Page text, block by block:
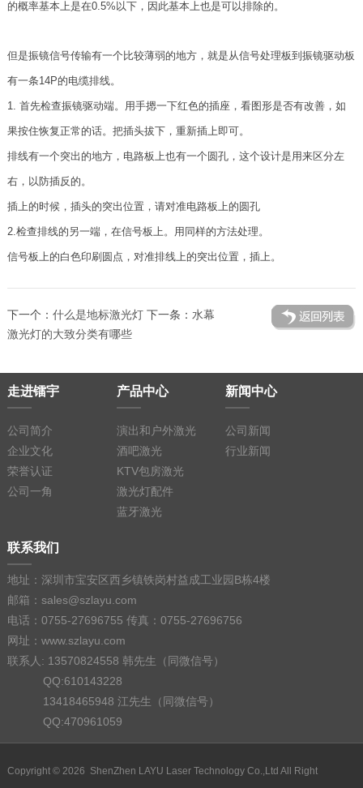
的概率基本上是在0.5%以下，因此基本上也是可以排除的。
但是振镜信号传输有一个比较薄弱的地方，就是从信号处理板到振镜驱动板
有一条14P的电缆排线。
1. 首先检查振镜驱动端。用手摁一下红色的插座，看图形是否有改善，如
果按住恢复正常的话。把插头拔下，重新插上即可。
排线有一个突出的地方，电路板上也有一个圆孔，这个设计是用来区分左
右，以防插反的。
插上的时候，插头的突出位置，请对准电路板上的圆孔
2.检查排线的另一端，在信号板上。用同样的方法处理。
信号板上的白色印刷圆点，对准排线上的突出位置，插上。
下一个： 什么是地标激光灯 下一条： 水幕
激光灯的大致分类有哪些
走进镭宇
公司简介
企业文化
荣誉认证
公司一角
产品中心
演出和户外激光
酒吧激光
KTV包房激光
激光灯配件
蓝牙激光
新闻中心
公司新闻
行业新闻
联系我们
地址：深圳市宝安区西乡镇铁岗村益成工业园B栋4楼
邮箱：sales@szlayu.com
电话：0755-27696755 传真：0755-27696756
网址：www.szlayu.com
联系人: 13570824558 韩先生（同微信号）
QQ:610143228
13418465948 江先生（同微信号）
QQ:470961059
Copyright © 2026 ShenZhen LAYU Laser Technology Co.,Ltd All Right